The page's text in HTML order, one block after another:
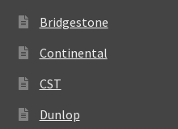
Bridgestone
Continental
CST
Dunlop